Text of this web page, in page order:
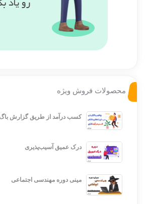
محصولات فروش ویژه
کسب درآمد از طریق گزارش
درک عمیق آسیب‌پذیری
مینی دوره مهندسی اجتماعی